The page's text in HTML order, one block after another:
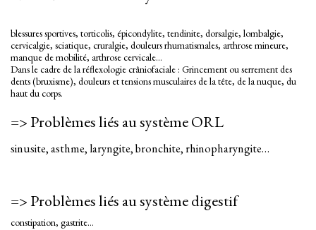
blessures sportives, torticolis, épicondylite, tendinite, dorsalgie, lombalgie,
cervicalgie, sciatique, cruralgie, douleurs rhumatismales, arthrose mineure,
manque de mobilité, arthrose cervicale…
Dans le cadre de la réflexologie crâniofaciale : Grincement ou serrement des
dents (bruxisme), douleurs et tensions musculaires de la tête, de la nuque, du
haut du corps.
=> Problèmes liés au système ORL
sinusite, asthme, laryngite, bronchite, rhinopharyngite…
=> Problèmes liés au système digestif
constipation, gastrite…